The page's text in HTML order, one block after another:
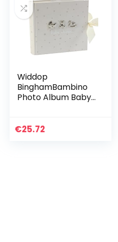
Widdop
BinghamBambino
Photo Album Baby
€25.72